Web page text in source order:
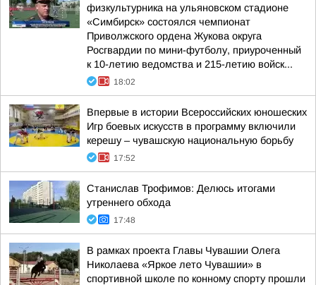
физкультурника на ульяновском стадионе
«Симбирск» состоялся чемпионат
Приволжского ордена Жукова округа
Росгвардии по мини-футболу, приуроченный
к 10-летию ведомства и 215-летию войск...
18:02
Впервые в истории Всероссийских юношеских
Игр боевых искусств в программу включили
керешу – чувашскую национальную борьбу
17:52
Станислав Трофимов: Делюсь итогами
утреннего обхода
17:48
В рамках проекта Главы Чувашии Олега
Николаева «Яркое лето Чувашии» в
спортивной школе по конному спорту прошли